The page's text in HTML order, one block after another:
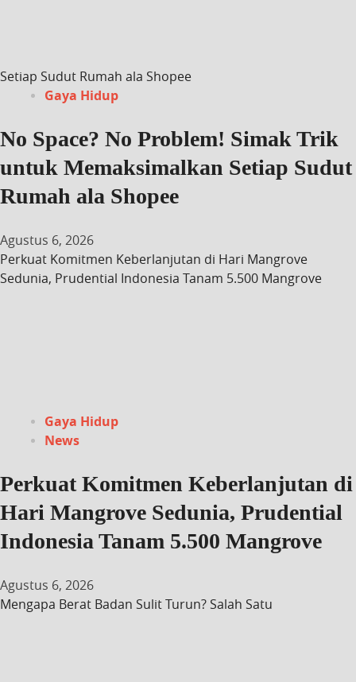
Setiap Sudut Rumah ala Shopee
Gaya Hidup
No Space? No Problem! Simak Trik
untuk Memaksimalkan Setiap Sudut
Rumah ala Shopee
Agustus 6, 2026
Perkuat Komitmen Keberlanjutan di Hari Mangrove
Sedunia, Prudential Indonesia Tanam 5.500 Mangrove
Gaya Hidup
News
Perkuat Komitmen Keberlanjutan di
Hari Mangrove Sedunia, Prudential
Indonesia Tanam 5.500 Mangrove
Agustus 6, 2026
Mengapa Berat Badan Sulit Turun? Salah Satu